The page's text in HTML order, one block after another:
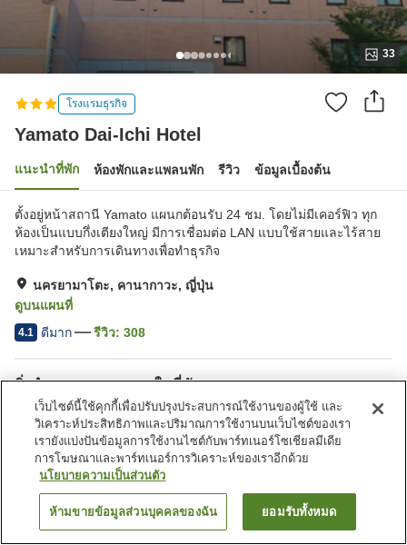
33
โรงแรมธุรกิจ
Yamato Dai-Ichi Hotel
แนะนำที่พัก ห้องพักและแพลนพัก รีวิว ข้อมูลเบื้องต้น
ตั้งอยู่หน้าสถานี Yamato แผนกต้อนรับ 24 ชม. โดยไม่มีเคอร์ฟิว ทุก
ห้องเป็นแบบกึ่งเตียงใหญ่ มีการเชื่อมต่อ LAN แบบใช้สายและไร้สาย
เหมาะสำหรับการเดินทางเพื่อทำธุรกิจ
นครยามาโตะ, คานากาวะ, ญี่ปุ่น
ดูบนแผนที่
4.1 ดีมาก รีวิว: 308
สิ่งอำนวยความสะดวกในที่พัก
ที่จอดรถ
ร้านอาหาร
มุมอิซากายะ
ตู้จำหน่ายอัตโนมัติ
หน้าแรก ญี่ปุ่น คานากาวะ
Yamato Dai-Ichi Hotel
ค้นหาห้องพัก
เว็บไซต์นี้ใช้คุกกี้เพื่อปรับปรุงประสบการณ์ใช้งานของผู้ใช้ และ
วิเคราะห์ประสิทธิภาพและปริมาณการใช้งานบนเว็บไซต์ของเรา
เรายังแบ่งปันข้อมูลการใช้งานไซต์กับพาร์ทเนอร์โซเชียลมีเดีย
การโฆษณาและพาร์ทเนอร์การวิเคราะห์ของเราอีกด้วย
นโยบายความเป็นส่วนตัว
ห้ามขายข้อมูลส่วนบุคคลของฉัน ยอมรับทั้งหมด